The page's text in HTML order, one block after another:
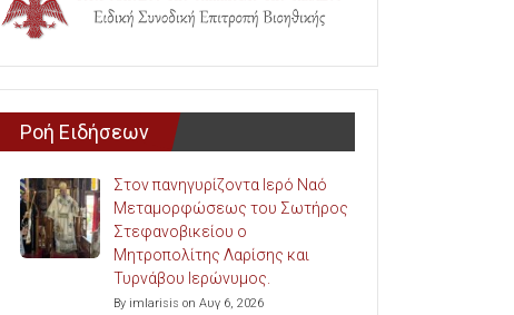
Ροή Ειδήσεων
Στον πανηγυρίζοντα Ιερό Ναό
Μεταμορφώσεως του Σωτήρος
Στεφανοβικείου ο
Μητροπολίτης Λαρίσης και
Τυρνάβου Ιερώνυμος.
By imlarisis on Αυγ 6, 2026